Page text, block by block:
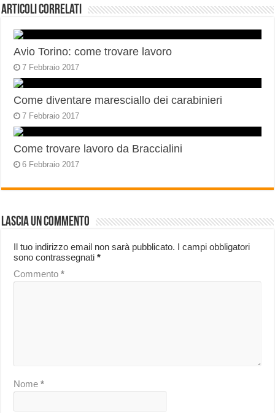
Articoli correlati
Avio Torino: come trovare lavoro
7 Febbraio 2017
Come diventare maresciallo dei carabinieri
7 Febbraio 2017
Come trovare lavoro da Braccialini
6 Febbraio 2017
Lascia un commento
Il tuo indirizzo email non sarà pubblicato. I campi obbligatori
sono contrassegnati*
Commento*
Nome*